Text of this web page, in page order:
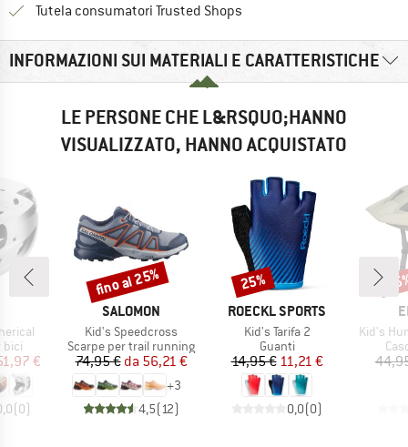
Tutela consumatori Trusted Shops
INFORMAZIONI SUI MATERIALI E CARATTERISTICHE
LE PERSONE CHE L&RSQUO;HANNO
VISUALIZZATO, HANNO ACQUISTATO
bici
ridotto
€
(0)
MARCHIO
SALOMON
Articolo
Kid's Speedcross
Gruppo di prodotti
Scarpe per trail running
Prezzo
74,95 € Prezzo ridotto
da 56,21 €
+3
4,5(12)
Sconto
fino al 25%
MARCHIO
ROECKL SPORTS
Articolo
Kid's Tarifa 2
Gruppo di prodotti
Guanti
Prezzo
14,95 €Prezzo ridotto
11,21 €
0,0(0)
Sconto
25%
Articolo
Kid's